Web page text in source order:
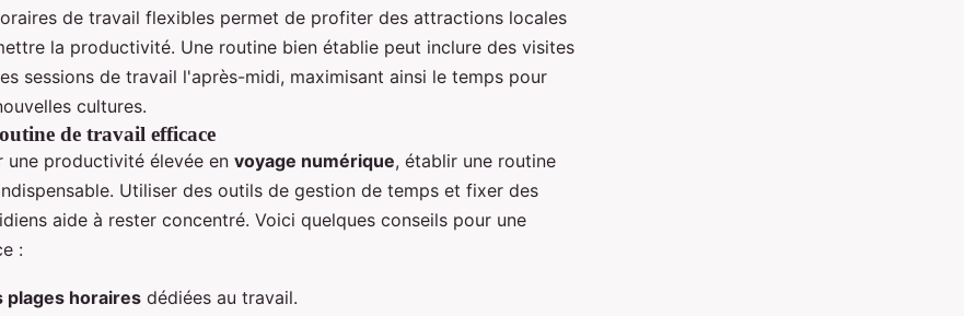
de travail flexibles permet de profiter des attractions locales
la productivité. Une routine bien établie peut inclure des visites
sessions de travail l'après-midi, maximisant ainsi le temps pour
cultures.
de travail efficace
une productivité élevée en voyage numérique, établir une routine
Utiliser des outils de gestion de temps et fixer des
aide à rester concentré. Voici quelques conseils pour une
:
plages horaires dédiées au travail.